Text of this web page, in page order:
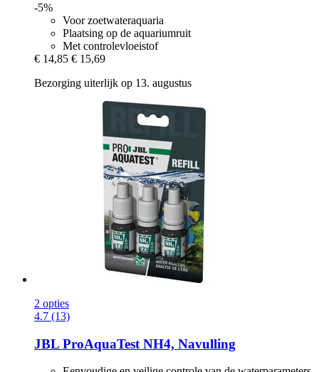
-5%
Voor zoetwateraquaria
Plaatsing op de aquariumruit
Met controlevloeistof
€ 14,85 € 15,69
Bezorging uiterlijk op 13. augustus
2 opties
4.7 (13)
JBL ProAquaTest NH4, Navulling